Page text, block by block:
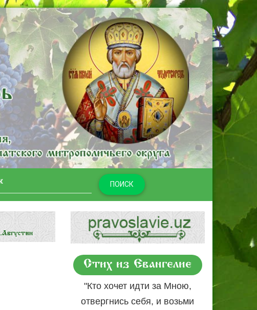
ПОИСК
Стих из Евангелие
"Кто хочет идти за Мною,
отвергнись себя, и возьми